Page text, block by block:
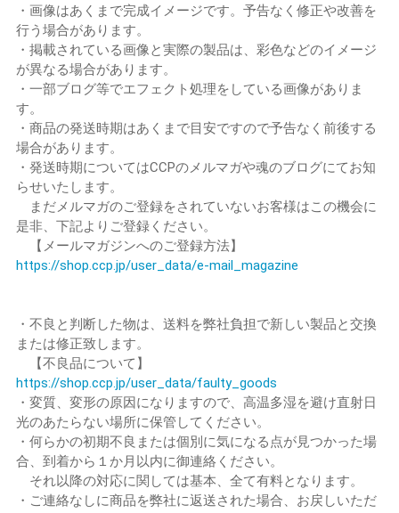
・画像はあくまで完成イメージです。予告なく修正や改善を
行う場合があります。
・掲載されている画像と実際の製品は、彩色などのイメージ
が異なる場合があります。
・一部ブログ等でエフェクト処理をしている画像がありま
す。
・商品の発送時期はあくまで目安ですので予告なく前後する
場合があります。
・発送時期についてはCCPのメルマガや魂のブログにてお知
らせいたします。
まだメルマガのご登録をされていないお客様はこの機会に
是非、下記よりご登録ください。
【メールマガジンへのご登録方法】
https://shop.ccp.jp/user_data/e-mail_magazine
・不良と判断した物は、送料を弊社負担で新しい製品と交換
または修正致します。
【不良品について】
https://shop.ccp.jp/user_data/faulty_goods
・変質、変形の原因になりますので、高温多湿を避け直射日
光のあたらない場所に保管してください。
・何らかの初期不良または個別に気になる点が見つかった場
合、到着から１か月以内に御連絡ください。
それ以降の対応に関しては基本、全て有料となります。
・ご連絡なしに商品を弊社に返送された場合、お戻しいただ